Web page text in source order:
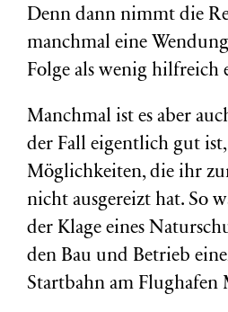
Denn dann nimmt die
manchmal eine
Folge als wenig hilfreich
Manchmal ist es aber
der Fall eigentlich gut
Möglichkeiten, die ihr
nicht ausgereizt hat. So
der Klage eines
den Bau und Betrieb
Startbahn am Flughafen